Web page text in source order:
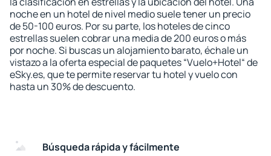
noche en un hotel de nivel medio suele tener un precio
de 50-100 euros. Por su parte, los hoteles de cinco
estrellas suelen cobrar una media de 200 euros o más
por noche. Si buscas un alojamiento barato, échale un
vistazo a la oferta especial de paquetes “Vuelo+Hotel“ de
eSky.es, que te permite reservar tu hotel y vuelo con
hasta un 30% de descuento.
Búsqueda rápida y fácilmente